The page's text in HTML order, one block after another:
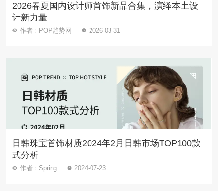
2026春夏国内设计师首饰新品合集，演绎本土设
计新力量
作者：POP趋势网 2026-03-31
日韩珠宝首饰材质2024年2月日韩市场TOP100款
式分析
作者：Spring 2024-07-23